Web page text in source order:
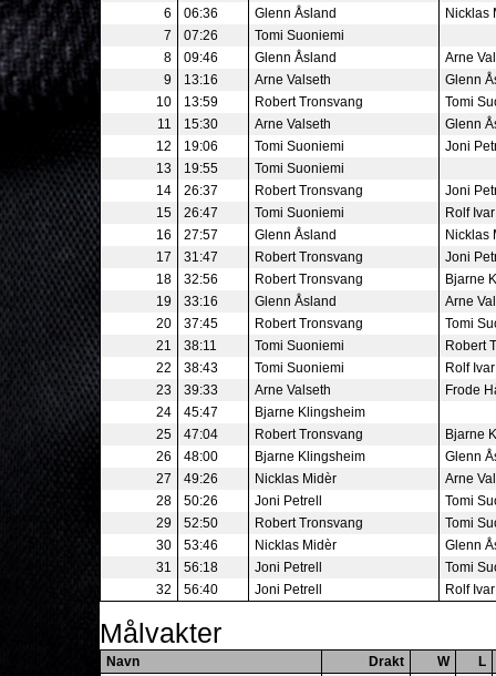
6
06:36 Glenn Åsland
Nicklas
7
07:26
Tomi Suoniemi
8
09:46 Glenn Åsland
Arne
9
13:16 Arne Valseth
Glenn
10
13:59 Robert Tronsvang
Tomi
11
15:30 Arne Valseth
Glenn
12
19:06 Tomi Suoniemi
Joni
13
19:55
Tomi Suoniemi
14
26:37 Robert Tronsvang
Joni
15
26:47 Tomi Suoniemi
Rolf
16
27:57 Glenn Åsland
Nicklas
17
31:47 Robert Tronsvang
Joni
18
32:56 Robert Tronsvang
Bjarne
19
33:16 Glenn Åsland
Arne
20
37:45 Robert Tronsvang
Tomi
21
38:11 Tomi Suoniemi
Robert
22
38:43 Tomi Suoniemi
Rolf
23
39:33 Arne Valseth
Frode
24
45:47
Bjarne Klingsheim
25
47:04 Robert Tronsvang
Bjarne
26
48:00 Bjarne Klingsheim
Glenn
27
49:26 Nicklas Midèr
Arne
28
50:26 Joni Petrell
Tomi
29
52:50 Robert Tronsvang
Tomi
30
53:46 Nicklas Midèr
Glenn
31
56:18 Joni Petrell
Tomi
32
56:40 Joni Petrell Rolf
Målvakter
Navn Drakt W
L